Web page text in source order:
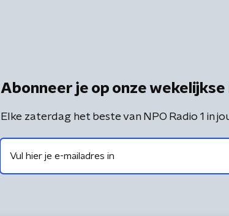
Abonneer je op onze
Elke zaterdag het beste van NPO Radio 1 in